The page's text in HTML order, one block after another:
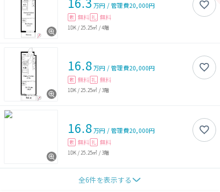
万円 /管理費20,000円
敷 無料 礼 無料
1DK / 25.25㎡ /4階
16.8万円 /管理費20,000円
敷 無料 礼 無料
1DK / 25.25㎡ /3階
16.8万円 /管理費20,000円
敷 無料 礼 無料
1DK / 25.25㎡ /3階
全6件を表示する